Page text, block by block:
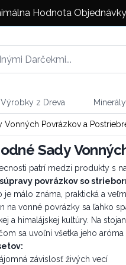
Hodnota Objednávky
z Dreva
Povrázkov a
Sady
patrí medzi produkty s
povrázkov so
je málo známa, praktická a
na vonné povrázky sa ľahko
a himalájskej kultúry. Na
sa uvoľní všetka jeho aróma
závislosť živých vecí